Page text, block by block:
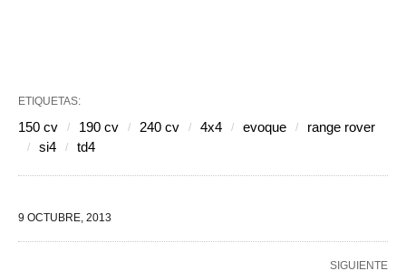
ETIQUETAS:
150 cv 190 cv 240 cv 4x4 evoque
range rover
si4
td4
9 OCTUBRE, 2013
SIGUIENTE